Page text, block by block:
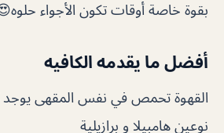
بقوة خاصة أوقات تكون الأجواء
أفضل ما يقدمه الكافيه
القهوة تحمص في نفس المقهى يوجد
نوعين هامبيلا و برازيلية